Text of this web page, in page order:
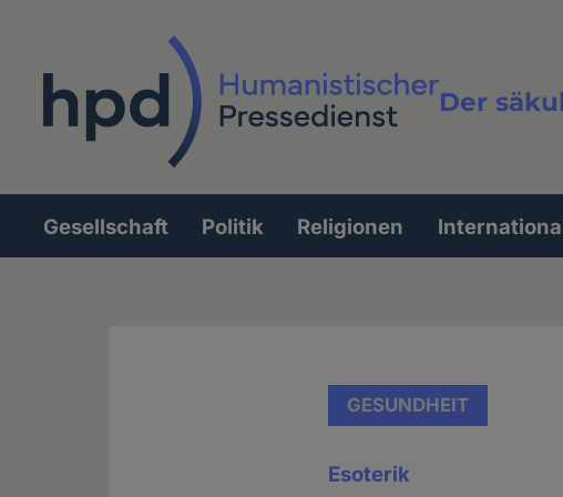
Der
Hauptnavigation
Gesellschaft Politik Religionen
GESUNDHEIT
Esoterik